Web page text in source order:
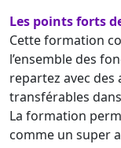
Les points forts
Cette formation
l’ensemble des
repartez avec
transférables
La formation
comme un super